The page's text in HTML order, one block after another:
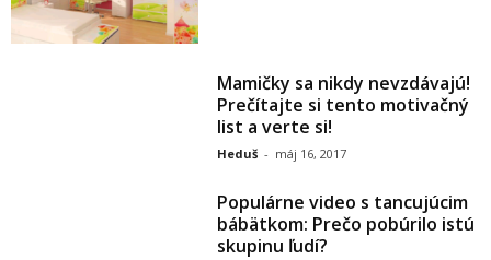
Mamičky sa nikdy nevzdávajú!
Prečítajte si tento motivačný
list a verte si!
Heduš - máj 16, 2017
Populárne video s tancujúcim
bábätkom: Prečo pobúrilo istú
skupinu ľudí?